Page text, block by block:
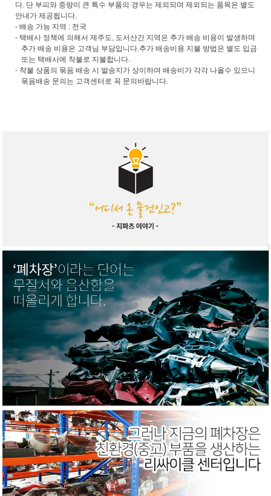
다. 단 부피와 중량이 큰 특수 부품의 경우는 제외되며 제외되는 품목은 별도
안내가 제공됩니다.
- 배송 가능 지역 : 전국
- 택배사 정책에 의해서 제주도, 도서산간 지역은 추가 배송 비용이 발생하며
추가 배송 비용은 고객님 부담입니다.추가 배송비용 지불 방법은 별도 입금
또는 택배사에 착불로 지불합니다.
- 착불 상품의 묶음 배송 시 발송지가 상이하여 배송비가 각각 나올수 있으니
묶음배송 문의는 고객센터로 꼭 문의바랍니다.